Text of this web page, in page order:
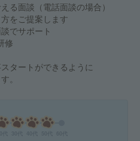
る面談（電話面談の場合）
をご提案します
でサポート
修
タートができるように
。